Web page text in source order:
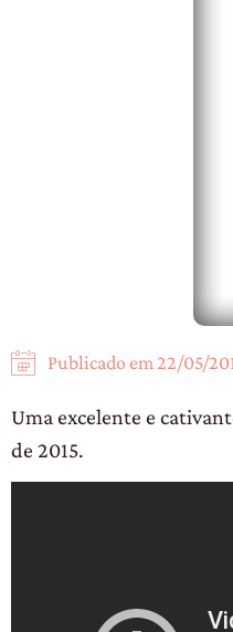
Publicado em 22/05/
Uma excelente e
de 2015.